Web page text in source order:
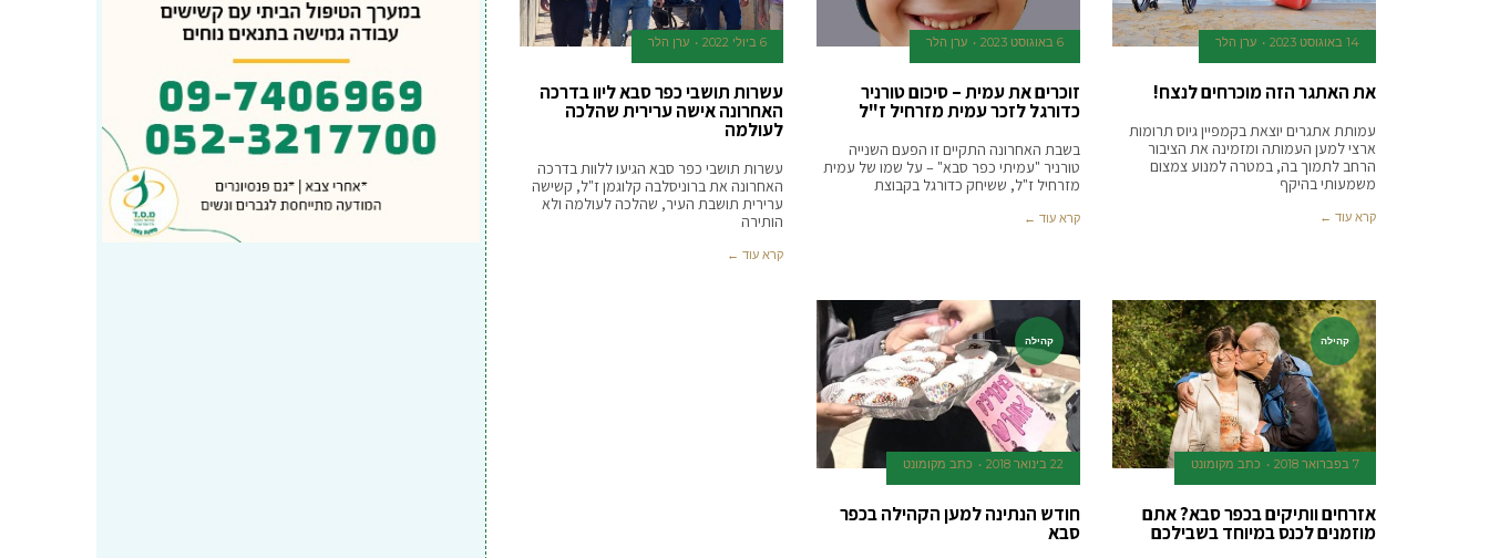
14 באוגוסט 2023 ערן הלר
את האתגר הזה מוכרחים לנצח!
עמותת אתגרים יוצאת בקמפיין גיוס תרומות
ארצי למען העמותה ומזמינה את הציבור
הרחב לתמוך בה, במטרה למנוע צמצום
משמעותי בהיקף
קרא עוד ←
6 באוגוסט 2023 ערן הלר
זוכרים את עמית – סיכום טורניר
כדורגל לזכר עמית מזרחיל ז"ל
בשבת האחרונה התקיים זו הפעם השנייה
טורניר "עמיתי כפר סבא" – על שמו של עמית
מזרחיל ז"ל, ששיחק כדורגל בקבוצת
קרא עוד ←
6 ביולי 2022 ערן הלר
עשרות תושבי כפר סבא ליוו בדרכה
האחרונה אישה ערירית שהלכה
לעולמה
עשרות תושבי כפר סבא הגיעו ללוות בדרכה
האחרונה את ברוניסלבה קלוגמן ז"ל, קשישה
ערירית תושבת העיר, שהלכה לעולמה ולא
הותירה
קרא עוד ←
קהילה
7 בפברואר 2018 כתב מקומונט
אזרחים וותיקים בכפר סבא? אתם
מוזמנים לכנס במיוחד בשבילכם
קהילה
22 בינואר 2018 כתב מקומונט
חודש הנתינה למען הקהילה בכפר
סבא